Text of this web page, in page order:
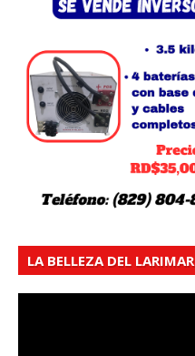
LA BELLEZA DEL LARIMAR